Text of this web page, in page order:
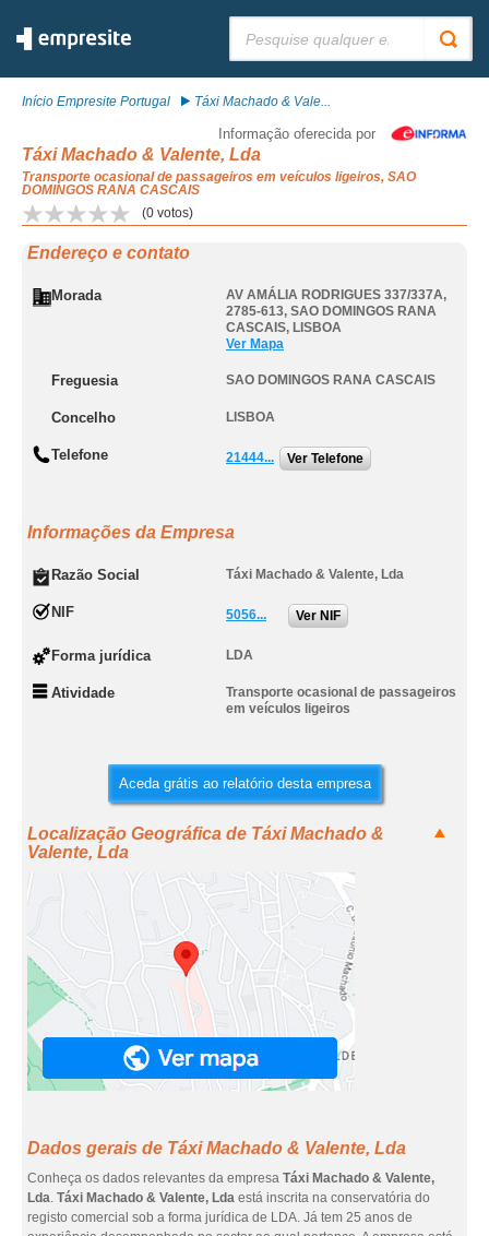
Início Empresite Portugal Táxi Machado & Vale...
Informação oferecida por
Táxi Machado & Valente, Lda
Transporte ocasional de passageiros em veículos ligeiros, SAO
DOMINGOS RANA CASCAIS
(0 votos)
Endereço e contato
Morada
AV AMÁLIA RODRIGUES 337/337A,
2785-613, SAO DOMINGOS RANA
CASCAIS, LISBOA
Ver Mapa
Freguesia SAO DOMINGOS RANA CASCAIS
Concelho LISBOA
Telefone 21444... Ver Telefone
Informações da Empresa
Razão Social Táxi Machado & Valente, Lda
NIF 5056... Ver NIF
Forma jurídica LDA
Atividade
Transporte ocasional de passageiros
em veículos ligeiros
Aceda grátis ao relatório desta empresa
Localização Geográfica de Táxi Machado &
Valente, Lda
Dados gerais de Táxi Machado & Valente, Lda
Conheça os dados relevantes da empresa Táxi Machado & Valente,
Lda. Táxi Machado & Valente, Lda está inscrita na conservatória do
registo comercial sob a forma jurídica de LDA. Já tem 25 anos de